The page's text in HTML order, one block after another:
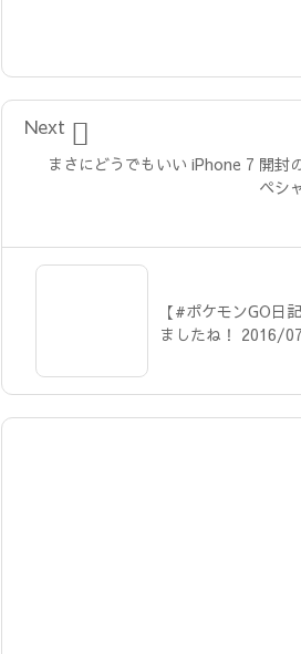
まさにどうでもいい iPhone 7 開封
ペシ

Next
【#ポケモンGO日
ましたね！ 2016/